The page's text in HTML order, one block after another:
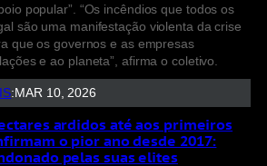
popular”. “Os incêndios que todos os
são uma manifestação violenta da crise
que os governos e as empresas
e ao planeta”, afirma o coletivo.
: MAR 10, 2026
ardidos até aos primeiros
o pior ano desde 2017:
pelas suas elites